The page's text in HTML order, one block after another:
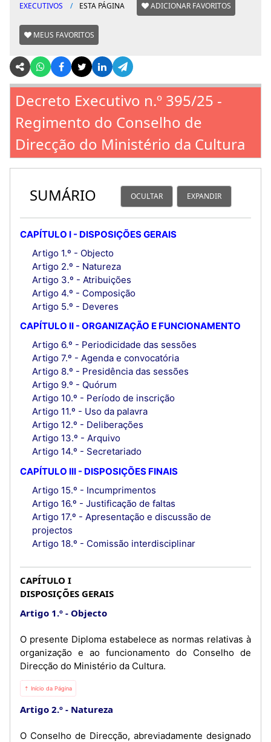
EXECUTIVOS
ESTA PÁGINA ADICIONAR FAVORITOS
MEUS FAVORITOS
Decreto Executivo n.º 395/25 -
Regimento do Conselho de
Direcção do Ministério da Cultura
SUMÁRIO OCULTAR EXPANDIR
CAPÍTULO I - DISPOSIÇÕES GERAIS
Artigo 1.º - Objecto
Artigo 2.º - Natureza
Artigo 3.º - Atribuições
Artigo 4.º - Composição
Artigo 5.º - Deveres
CAPÍTULO II - ORGANIZAÇÃO E FUNCIONAMENTO
Artigo 6.º - Periodicidade das sessões
Artigo 7.º - Agenda e convocatória
Artigo 8.º - Presidência das sessões
Artigo 9.º - Quórum
Artigo 10.º - Período de inscrição
Artigo 11.º - Uso da palavra
Artigo 12.º - Deliberações
Artigo 13.º - Arquivo
Artigo 14.º - Secretariado
CAPÍTULO III - DISPOSIÇÕES FINAIS
Artigo 15.º - Incumprimentos
Artigo 16.º - Justificação de faltas
Artigo 17.º - Apresentação e discussão de
projectos
Artigo 18.º - Comissão interdisciplinar
CAPÍTULO I
DISPOSIÇÕES GERAIS
Artigo 1.º
Objecto
O presente Diploma estabelece as normas relativas à
organização e ao funcionamento do Conselho de
Direcção do Ministério da Cultura.
⇡ Início da Página
Artigo 2.º Natureza
O Conselho de Direcção, abreviadamente designado